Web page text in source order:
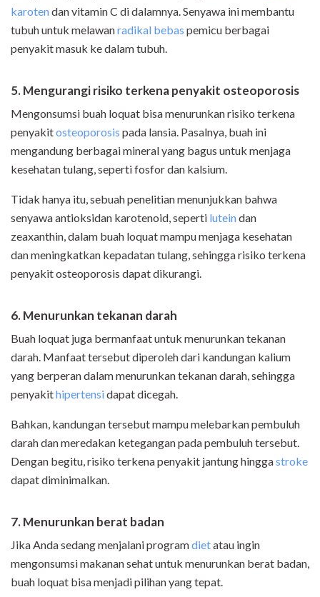
karotendan vitamin C di dalamnya. Senyawa ini membantu
tubuh untuk melawanradikal bebas pemicu berbagai
penyakit masuk ke dalam tubuh.
5. Mengurangi risiko terkena penyakit osteoporosis
Mengonsumsi buah loquat bisa menurunkan risiko terkena
penyakitosteoporosis pada lansia. Pasalnya, buah ini
mengandung berbagai mineral yang bagus untuk menjaga
kesehatan tulang, seperti fosfor dan kalsium.
Tidak hanya itu, sebuah penelitian menunjukkan bahwa
senyawa antioksidan karotenoid, seperti luteindan
zeaxanthin, dalam buah loquat mampu menjaga kesehatan
dan meningkatkan kepadatan tulang, sehingga risiko terkena
penyakit osteoporosis dapat dikurangi.
6. Menurunkan tekanan darah
Buah loquat juga bermanfaat untuk menurunkan tekanan
darah. Manfaat tersebut diperoleh dari kandungan kalium
yang berperan dalam menurunkan tekanan darah, sehingga
penyakithipertensidapat dicegah.
Bahkan, kandungan tersebut mampu melebarkan pembuluh
darah dan meredakan ketegangan pada pembuluh tersebut.
Dengan begitu, risiko terkena penyakit jantung hinggastroke
dapat diminimalkan.
7. Menurunkan berat badan
Jika Anda sedang menjalani programdietatau ingin
mengonsumsi makanan sehat untuk menurunkan berat badan,
buah loquat bisa menjadi pilihan yang tepat.